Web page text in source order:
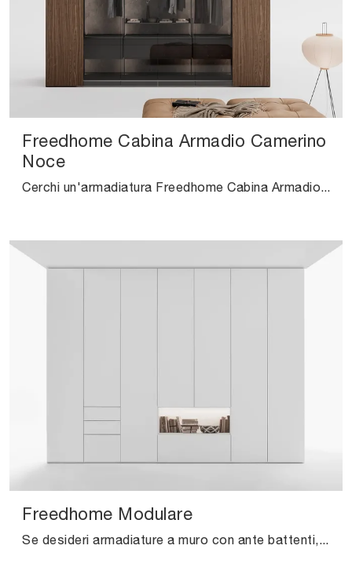
Freedhome Cabina Armadio Camerino
Noce
Cerchi un'armadiatura Freedhome Cabina Armadio Camerino Noce Caccaro? Clicca subito! Gli armadi cabine armadio con ante a soffietto ti attendono.
Freedhome Modulare
Se desideri armadiature a muro con ante battenti, clicca e scopri l'armadio Freedhome Modulare di Caccaro in laccato opaco.